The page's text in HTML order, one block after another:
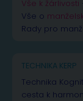
Vše k žárlivosti
Vše o
Rady pro
TECHNIKA KERP
Technika
cesta k